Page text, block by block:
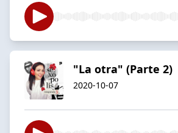
"La otra" (Parte 2)
2020-10-07